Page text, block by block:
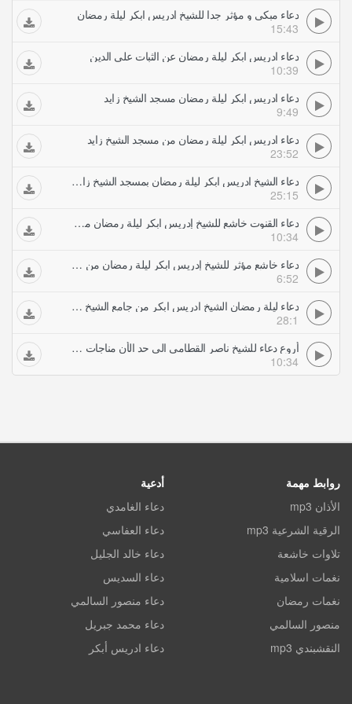
دعاء مبكي و مؤثر جدا للشيخ ادريس ابكر ليلة رمضان
15:43
دعاء ادريس ابكر ليلة رمضان عن الثبات على الدين
10:39
دعاء ادريس ابكر ليلة رمضان مسجد الشيخ زايد
9:49
دعاء ادريس ابكر ليلة رمضان من مسجد الشيخ زايد
23:52
دعاء الشيخ ادريس ابكر ليلة رمضان بمسجد الشيخ زايد في ابوظبي
25:15
دعاء القنوت خاشع للشيخ إدريس ابكر ليلة رمضان من مسجد الشيخ زايد أبكى المصلين
10:34
دعاء خاشع مؤثر للشيخ إدريس ابكر ليلة رمضان من مسجد الشيخ زايد الكبير
6:52
دعاء ليلة رمضان الشيخ ادريس ابكر من جامع الشيخ زايد بابوظبيدعاء كامل
28:1
أروع دعاء للشيخ ناصر القطامى الى حد الأن مناجات رائعة جدا ليلة رمضان لا تفوت
10:34
روابط مهمة
الأذان mp3
الرقية الشرعية mp3
تلاوات خاشعة
نغمات اسلامية
نغمات رمضان
منصور السالمي
النقشبندي mp3
أدعية
دعاء الغامدي
دعاء العفاسي
دعاء خالد الجليل
دعاء السديس
دعاء منصور السالمي
دعاء محمد جبريل
دعاء ادريس أبكر